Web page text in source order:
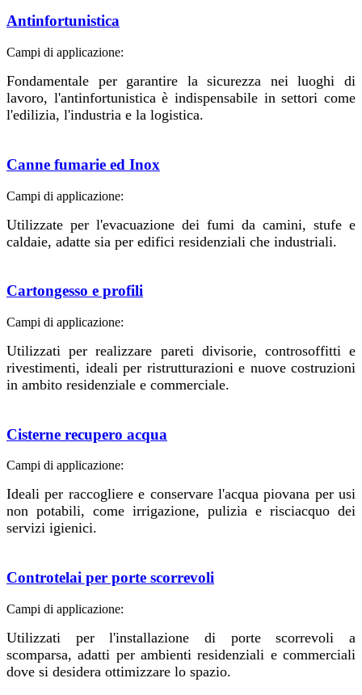
Antinfortunistica
Campi di applicazione:
Fondamentale per garantire la sicurezza nei luoghi di
lavoro, l'antinfortunistica è indispensabile in settori come
l'edilizia, l'industria e la logistica.
Canne fumarie ed Inox
Campi di applicazione:
Utilizzate per l'evacuazione dei fumi da camini, stufe e
caldaie, adatte sia per edifici residenziali che industriali.
Cartongesso e profili
Campi di applicazione:
Utilizzati per realizzare pareti divisorie, controsoffitti e
rivestimenti, ideali per ristrutturazioni e nuove costruzioni
in ambito residenziale e commerciale.
Cisterne recupero acqua
Campi di applicazione:
Ideali per raccogliere e conservare l'acqua piovana per usi
non potabili, come irrigazione, pulizia e risciacquo dei
servizi igienici.
Controtelai per porte scorrevoli
Campi di applicazione:
Utilizzati per l'installazione di porte scorrevoli a
scomparsa, adatti per ambienti residenziali e commerciali
dove si desidera ottimizzare lo spazio.